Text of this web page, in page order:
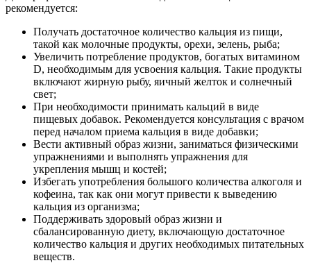
рекомендуется:
Получать достаточное количество кальция из пищи,
такой как молочные продукты, орехи, зелень, рыба;
Увеличить потребление продуктов, богатых витамином
D, необходимым для усвоения кальция. Такие продукты
включают жирную рыбу, яичный желток и солнечный
свет;
При необходимости принимать кальций в виде
пищевых добавок. Рекомендуется консультация с врачом
перед началом приема кальция в виде добавки;
Вести активный образ жизни, заниматься физическими
упражнениями и выполнять упражнения для
укрепления мышц и костей;
Избегать употребления большого количества алкоголя и
кофеина, так как они могут привести к выведению
кальция из организма;
Поддерживать здоровый образ жизни и
сбалансированную диету, включающую достаточное
количество кальция и других необходимых питательных
веществ.